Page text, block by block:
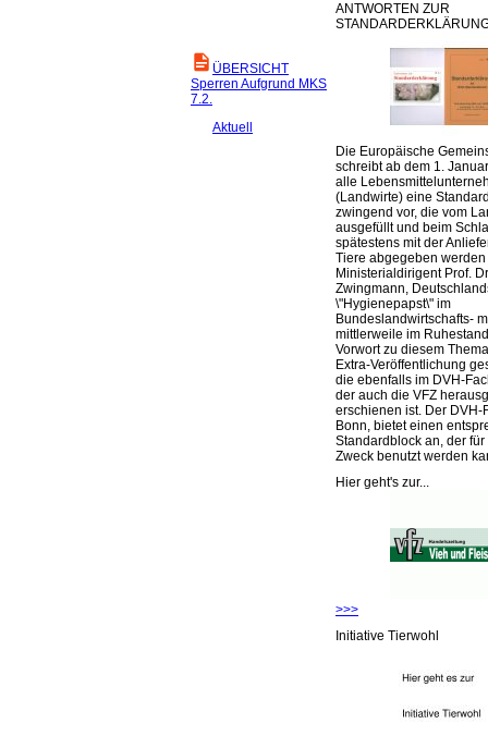
ÜBERSICHT
Sperren Aufgrund MKS
7.2.
Aktuell
ANTWORTEN ZUR
Die Europäische
schreibt ab dem 1.
alle
(Landwirte) eine
zwingend vor, die vom
ausgefüllt und beim
spätestens mit der
Tiere abgegeben werden
Ministerialdirigent Prof.
Zwingmann,
\"Hygienepapst\" im
Bundeslandwirtschafts-
mittlerweile im
Vorwort zu diesem
Extra-Veröffentlichung
die ebenfalls im DVH-
der auch die VFZ
erschienen ist. Der DVH-
Bonn, bietet einen
Standardblock an, der
Zweck benutzt werden
Hier geht's zur...
>>>
Initiative Tierwohl